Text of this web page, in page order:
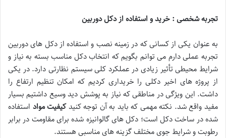
تجربه شخصی : خرید و استفاده از دکل دوربین
به عنوان یکی از کسانی که در زمینه نصب و استفاده از دکل های دوربین
تجربه عملی دارم می توانم بگویم که انتخاب دکل مناسب بسته به نیاز و
شرایط محیطی تأثیر زیادی در عملکرد کلی سیستم نظارتی دارد. در یکی
از پروژه های اخیر دکلی را خریداری کردیم که امکان تنظیم ارتفاع را
داشت. این ویژگی در مناطقی که نیاز به پوشش دید وسیع داشتیم بسیار
مفید واقع شد. نکته مهمی که باید به آن توجه کنیدکیفیت مواد استفاده
شده در ساخت دکل است؛ دکل های گالوانیزه شده برای مقاومت در برابر
رطوبت و شرایط جوی مختلف گزینه های مناسبی هستند.